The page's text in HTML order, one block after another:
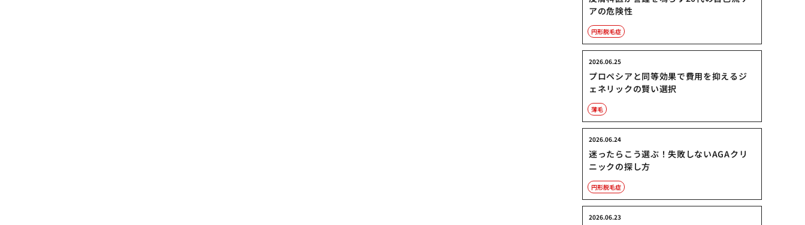
アの危険性
円形脱毛症
プロペシアと同等効果で費用を抑えるジ
ェネリックの賢い選択
2026.06.25
薄毛
迷ったらこう選ぶ！失敗しないAGAクリ
ニックの探し方
2026.06.24
円形脱毛症
2026.06.23